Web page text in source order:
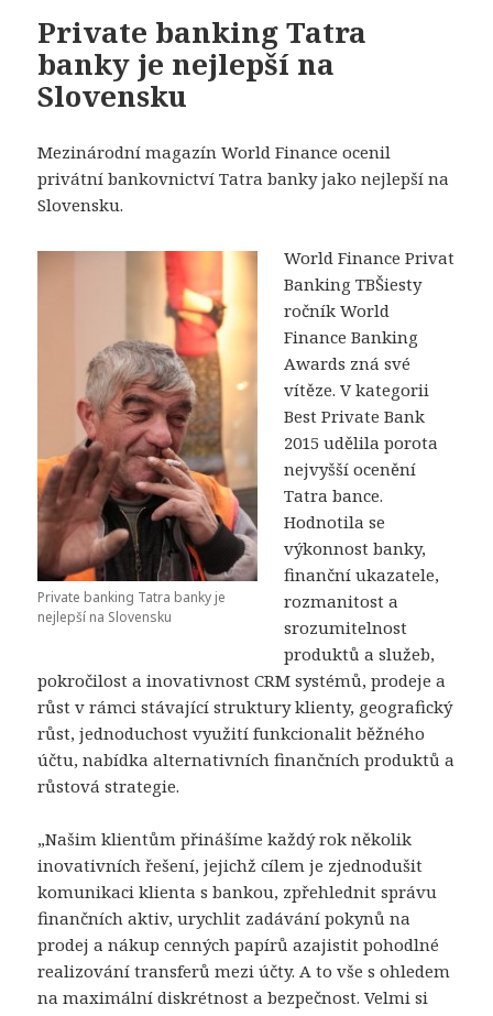
Private banking Tatra
banky je nejlepší na
Slovensku
Mezinárodní magazín World Finance ocenil
privátní bankovnictví Tatra banky jako nejlepší na
Slovensku.
Private banking Tatra banky je
nejlepší na Slovensku
World Finance Privat
Banking TBŠiesty
ročník World
Finance Banking
Awards zná své
vítěze. V kategorii
Best Private Bank
2015 udělila porota
nejvyšší ocenění
Tatra bance.
Hodnotila se
výkonnost banky,
finanční ukazatele,
rozmanitost a
srozumitelnost
produktů a služeb,
pokročilost a inovativnost CRM systémů, prodeje a
růst v rámci stávající struktury klienty, geografický
růst, jednoduchost využití funkcionalit běžného
účtu, nabídka alternativních finančních produktů a
růstová strategie.
„Našim klientům přinášíme každý rok několik
inovativních řešení, jejichž cílem je zjednodušit
komunikaci klienta s bankou, zpřehlednit správu
finančních aktiv, urychlit zadávání pokynů na
prodej a nákup cenných papírů azajistit pohodlné
realizování transferů mezi účty. A to vše s ohledem
na maximální diskrétnost a bezpečnost. Velmi si